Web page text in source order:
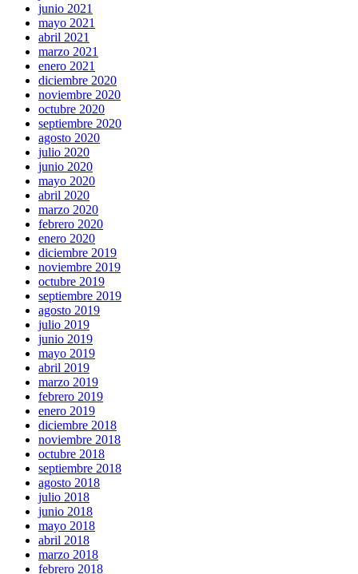
junio 2021
mayo 2021
abril 2021
marzo 2021
enero 2021
diciembre 2020
noviembre 2020
octubre 2020
septiembre 2020
agosto 2020
julio 2020
junio 2020
mayo 2020
abril 2020
marzo 2020
febrero 2020
enero 2020
diciembre 2019
noviembre 2019
octubre 2019
septiembre 2019
agosto 2019
julio 2019
junio 2019
mayo 2019
abril 2019
marzo 2019
febrero 2019
enero 2019
diciembre 2018
noviembre 2018
octubre 2018
septiembre 2018
agosto 2018
julio 2018
junio 2018
mayo 2018
abril 2018
marzo 2018
febrero 2018